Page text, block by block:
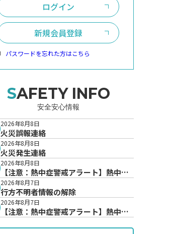
ログイン
新規会員登録
パスワードを忘れた方はこちら
SAFETY INFO
安全安心情報
2026年8月8日
火災誤報連絡
2026年8月8日
火災発生連絡
2026年8月8日
【注意：熱中症警戒アラート】熱中症
警戒アラートが発表されています。
2026年8月7日
行方不明者情報の解除
2026年8月7日
【注意：熱中症警戒アラート】熱中症